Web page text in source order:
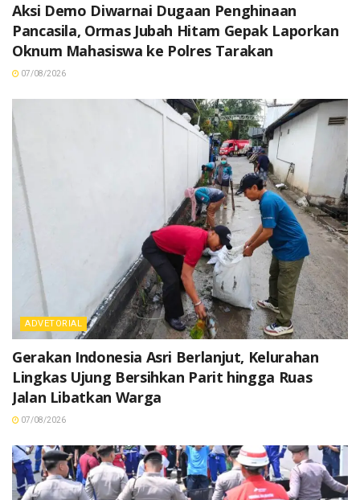
Aksi Demo Diwarnai Dugaan Penghinaan
Pancasila, Ormas Jubah Hitam Gepak Laporkan
Oknum Mahasiswa ke Polres Tarakan
07/08/2026
ADVETORIAL
Gerakan Indonesia Asri Berlanjut, Kelurahan
Lingkas Ujung Bersihkan Parit hingga Ruas
Jalan Libatkan Warga
07/08/2026